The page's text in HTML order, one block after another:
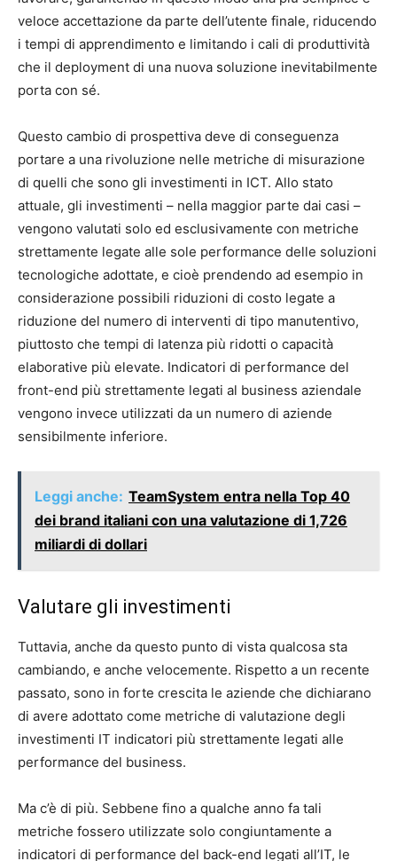
veloce accettazione da parte dell’utente finale, riducendo
i tempi di apprendimento e limitando i cali di produttività
che il deployment di una nuova soluzione inevitabilmente
porta con sé.
Questo cambio di prospettiva deve di conseguenza
portare a una rivoluzione nelle metriche di misurazione
di quelli che sono gli investimenti in ICT. Allo stato
attuale, gli investimenti – nella maggior parte dai casi –
vengono valutati solo ed esclusivamente con metriche
strettamente legate alle sole performance delle soluzioni
tecnologiche adottate, e cioè prendendo ad esempio in
considerazione possibili riduzioni di costo legate a
riduzione del numero di interventi di tipo manutentivo,
piuttosto che tempi di latenza più ridotti o capacità
elaborative più elevate. Indicatori di performance del
front-end più strettamente legati al business aziendale
vengono invece utilizzati da un numero di aziende
sensibilmente inferiore.
Leggi anche: TeamSystem entra nella Top 40
dei brand italiani con una valutazione di 1,726
miliardi di dollari
Valutare gli investimenti
Tuttavia, anche da questo punto di vista qualcosa sta
cambiando, e anche velocemente. Rispetto a un recente
passato, sono in forte crescita le aziende che dichiarano
di avere adottato come metriche di valutazione degli
investimenti IT indicatori più strettamente legati alle
performance del business.
Ma c’è di più. Sebbene fino a qualche anno fa tali
metriche fossero utilizzate solo congiuntamente a
indicatori di performance del back-end legati all’IT, le